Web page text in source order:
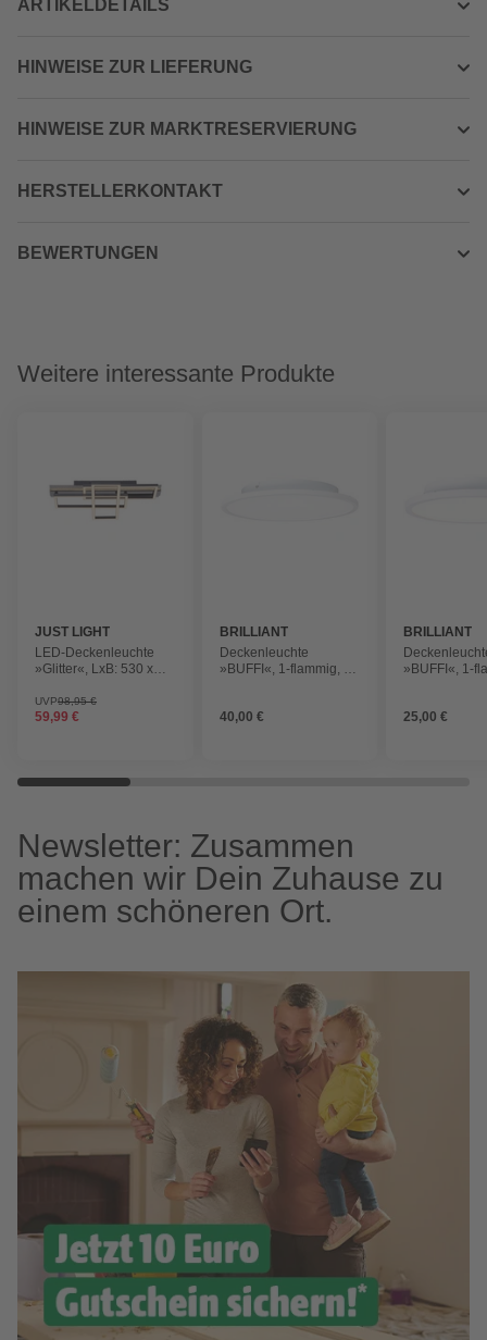
ARTIKELDETAILS
HINWEISE ZUR LIEFERUNG
HINWEISE ZUR MARKTRESERVIERUNG
HERSTELLERKONTAKT
BEWERTUNGEN
Weitere interessante Produkte
JUST LIGHT
LED-Deckenleuchte
»Glitter«, LxB: 530 x
UVP98,95 €
59,99 €
BRILLIANT
Deckenleuchte
»BUFFI«, 1-flammig, 24
40,00 €
BRILLIANT
»BUFFI«, 1-
25,00 €
Newsletter: Zusammen
machen wir Dein Zuhause zu
einem schöneren Ort.